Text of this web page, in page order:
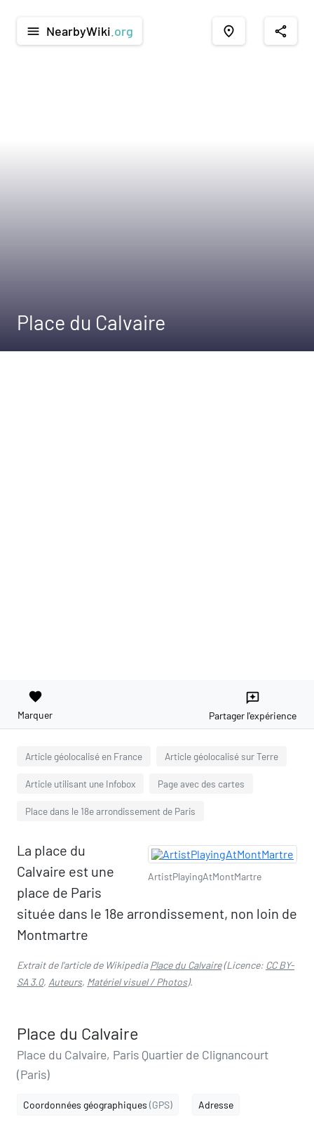
menu NearbyWiki .org place share
Place du Calvaire
favorite
Marquer
reviews
Partager l'expérience
Article géolocalisé en France Article géolocalisé sur Terre
Article utilisant une Infobox Page avec des cartes
Place dans le 18e arrondissement de Paris
ArtistPlayingAtMontMartre
La place du
Calvaire est une
place de Paris
située dans le 18e arrondissement, non loin de
Montmartre
Extrait de l'article de WikipediaPlace du Calvaire(Licence: CC BY-
SA 3.0, Auteurs, Matériel visuel / Photos).
Place du Calvaire
Place du Calvaire, Paris Quartier de Clignancourt
(Paris)
Coordonnées géographiques (GPS) Adresse